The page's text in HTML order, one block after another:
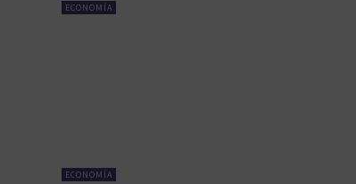
ECONOMÍA
ECONOMÍA